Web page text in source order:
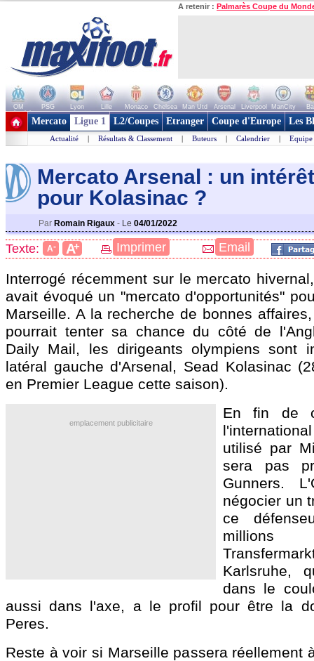
A retenir : Palmarès Coupe du
OM PSG Lyon Lille Monaco Chelsea Man Utd Arsenal Liverpool ManCity
+ de clubs
Mercato Ligue 1 L2/Coupes Etranger Coupe d'Europe Les
Actualité | Résultats & Classement | Buteurs | Calendrier | Equipe
Mercato Arsenal : un
pour Kolasinac ?
Par Romain Rigaux - Le 04/01/2022
Texte: A- A+ Imprimer Email
Interrogé récemment sur le mercato
avait évoqué un "mercato d'opportunités"
Marseille. A la recherche de bonnes
pourrait tenter sa chance du côté de
Daily Mail, les dirigeants olympiens sont
latéral gauche d'Arsenal, Sead Kolasinac
en Premier League cette saison).
emplacement publicitaire
En fin de
utilisé par
sera pas
Gunners.
négocier un
ce
millions
Karlsruhe,
dans le
aussi dans l'axe, a le profil pour être la
Peres.
Reste à voir si Marseille passera réellement